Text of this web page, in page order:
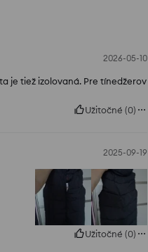
2026-05-10
je tiež izolovaná. Pre tínedžerov
Užitočné (0)
2025-09-19
Užitočné (0)